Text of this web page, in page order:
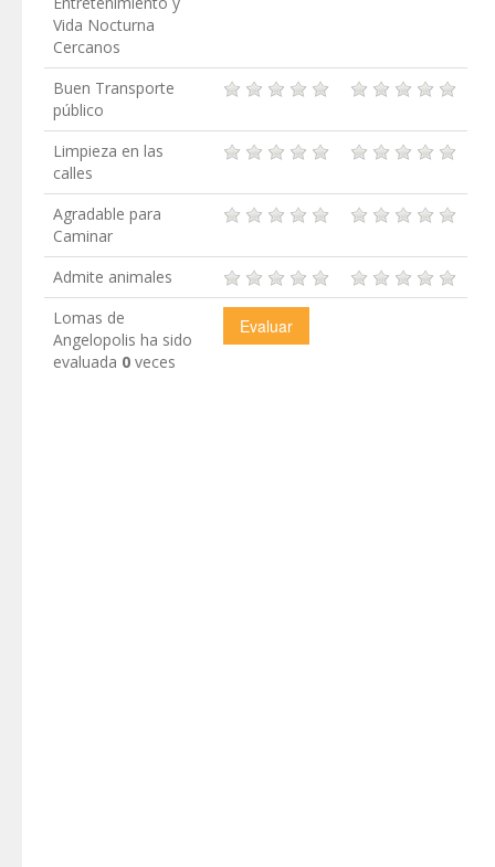
Vida Nocturna
Cercanos
Buen Transporte
público
Limpieza en las
calles
Agradable para
Caminar
Admite animales
Lomas de
Angelopolis ha sido
evaluada 0 veces